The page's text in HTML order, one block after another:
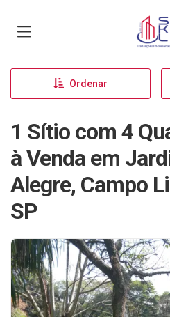
Ordenar
1 Sítio com 4
à Venda em
Alegre, Campo
SP